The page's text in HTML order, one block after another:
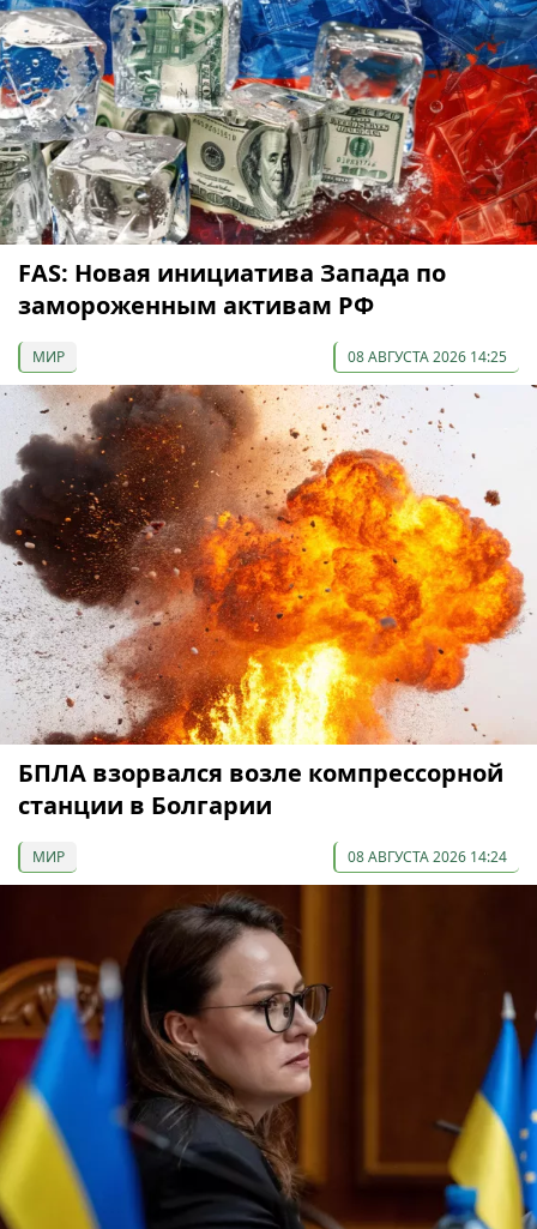
FAS: Новая инициатива Запада по
замороженным активам РФ
МИР 08 АВГУСТА 2026 14:25
БПЛА взорвался возле компрессорной
станции в Болгарии
МИР 08 АВГУСТА 2026 14:24